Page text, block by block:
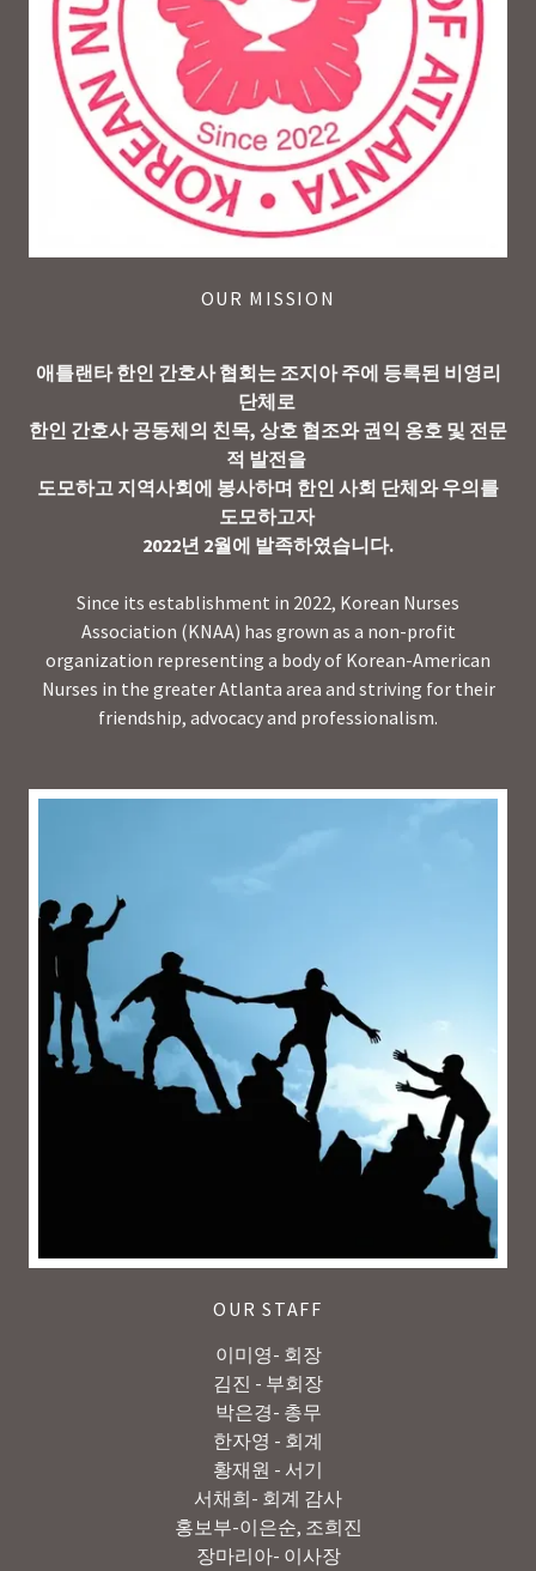
OUR MISSION
애틀랜타 한인 간호사 협회는 조지아 주에 등록된 비영리
단체로
한인 간호사 공동체의 친목, 상호 협조와 권익 옹호 및 전문
적 발전을
도모하고 지역사회에 봉사하며 한인 사회 단체와 우의를
도모하고자
2022년 2월에 발족하였습니다.
Since its establishment in 2022, Korean Nurses
Association (KNAA) has grown as a non-profit
organization representing a body of Korean-American
Nurses in the greater Atlanta area and striving for their
friendship, advocacy and professionalism.
OUR STAFF
이미영- 회장
김진 - 부회장
박은경- 총무
한자영 - 회계
황재원 - 서기
서채희- 회계 감사
홍보부-이은순, 조희진
장마리아- 이사장